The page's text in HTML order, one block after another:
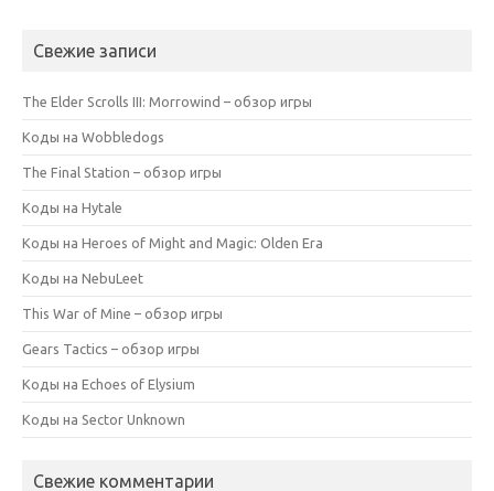
Свежие записи
The Elder Scrolls III: Morrowind – обзор игры
Коды на Wobbledogs
The Final Station – обзор игры
Коды на Hytale
Коды на Heroes of Might and Magic: Olden Era
Коды на NebuLeet
This War of Mine – обзор игры
Gears Tactics – обзор игры
Коды на Echoes of Elysium
Коды на Sector Unknown
Свежие комментарии